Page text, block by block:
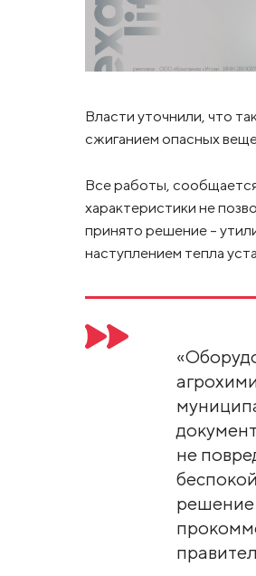
Власти уточнили, что
сжиганием опасных
Все работы,
характеристики не
принято решение –
наступлением тепла
не
решение